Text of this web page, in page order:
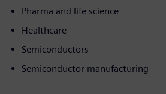
Pharma and life science
Healthcare
Semiconductors
Semiconductor manufacturing